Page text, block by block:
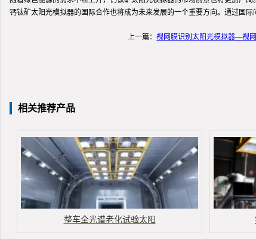
钙钛矿太阳光模拟器的国际合作也将成为未来发展的一个重要方向。通过国
上一篇：视网膜识别太阳光模拟器—视
相关推荐产品
整车全光谱老化试验太阳